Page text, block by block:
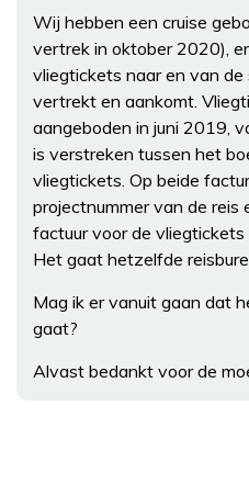
Wij hebben een cruise
vertrek in oktober 2020),
vliegtickets naar en van
vertrekt en aankomt.
aangeboden in juni 2019,
is verstreken tussen het
vliegtickets. Op beide
projectnummer van de
factuur voor de vliegtickets
Het gaat hetzelfde
Mag ik er vanuit gaan dat
gaat?
Alvast bedankt voor de